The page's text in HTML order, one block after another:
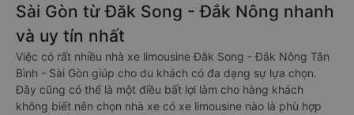
Sài Gòn từ Đăk Song - Đắk Nông nhanh
và uy tín nhất
Việc có rất nhiều nhà xe limousine Đăk Song - Đắk Nông Tân
Bình - Sài Gòn giúp cho du khách có đa dạng sự lựa chọn.
Đây cũng có thể là một điều bất lợi làm cho hàng khách
không biết nên chọn nhà xe có xe limousine nào là phù hợp